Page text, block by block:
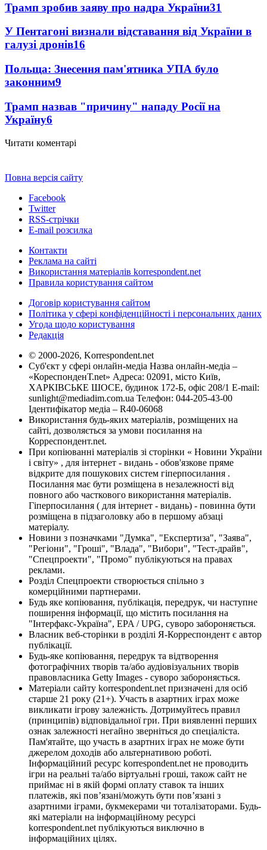
Трамп зробив заяву про надра України31
У Пентагоні визнали відставання від України в
галузі дронів16
Польща: Знесення пам'ятника УПА було
законним9
Трамп назвав "причину" нападу Росії на
Україну6
Читати коментарі
Повна версія сайту
Facebook
Twitter
RSS-стрічки
E-mail розсилка
Контакти
Реклама на сайті
Використання матеріалів korrespondent.net
Правила користування сайтом
Договір користування сайтом
Політика у сфері конфіденційності і персональних даних
Угода щодо користування
Редакція
© 2000-2026, Korrespondent.net
Суб'єкт у сфері онлайн-медіа Назва онлайн-медіа –
«КореспонденТ.net» Адреса: 02091, місто Київ,
ХАРКІВСЬКЕ ШОСЕ, будинок 172-Б, офіс 208/1 E-mail:
sunlight@mediadim.com.ua Телефон: 044-205-43-00
Ідентифікатор медіа – R40-06068
Використання будь-яких матеріалів, розміщених на
сайті, дозволяється за умови посилання на
Корреспондент.net.
При копіюванні матеріалів зі сторінки « Новини України
і світу» , для інтернет - видань - обов'язкове пряме
відкрите для пошукових систем гіперпосилання .
Посилання має бути розміщена в незалежності від
повного або часткового використання матеріалів.
Гіперпосилання ( для інтернет - видань) - повинна бути
розміщена в підзаголовку або в першому абзаці
матеріалу.
Новини з позначками "Думка", "Експертиза", "Заява",
"Регіони", "Гроші", "Влада", "Вибори", "Тест-драйв",
"Спецпроекти", "Промо" публікуються на правах
реклами.
Розділ Спецпроекти створюється спільно з
комерційними партнерами.
Будь яке копіювання, публікація, передрук, чи наступне
поширення інформації, що містить посилання на
"Інтерфакс-Україна", EPA / UPG, суворо забороняється.
Власник веб-сторінки в розділі Я-Корреспондент є автор
публікації.
Будь-яке копіювання, передрук та відтворення
фотографічних творів та/або аудіовізуальних творів
правовласника Getty Images - суворо забороняється.
Матеріали сайту korrespondent.net призначені для осіб
старше 21 року (21+). Участь в азартних іграх може
викликати ігрову залежність. Дотримуйтесь правил
(принципів) відповідальної гри. При виявленні перших
ознак залежності негайно зверніться до спеціаліста.
Пам'ятайте, що участь в азартних іграх не може бути
джерелом доходів або альтернативою роботі.
Інформаційний ресурс korrespondent.net не проводить
ігри на реальні та/або віртуальні гроші, також сайт не
приймає ні в якій формі оплату ставок та інших
платежів, які пов’язані/можуть бути пов’язані з
азартними іграми, букмекерами чи тоталізаторами. Будь-
які матеріали на інформаційному ресурсі
korrespondent.net публікуються виключно в
інформаційних цілях.